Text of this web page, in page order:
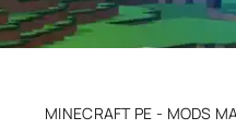
MINECRAFT PE - MODS